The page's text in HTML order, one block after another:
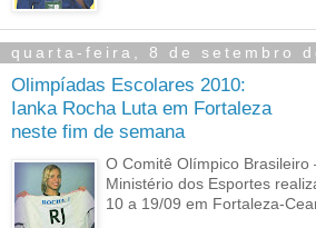
quarta-feira, 8 de setembro
Olimpíadas Escolares 2010:
Ianka Rocha Luta em Fortaleza
neste fim de semana
O Comitê Olímpico Brasileiro
Ministério dos Esportes
10 a 19/09 em Fortaleza-